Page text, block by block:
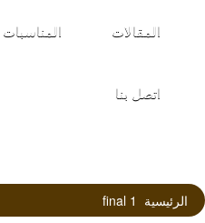
المقالات المناسبات
اتصل بنا
الرئيسية